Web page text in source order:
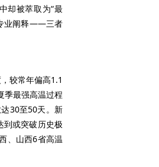
却被萃取为“最
业阐释——三者
较常年偏高1.1
季最强高温过程
30至50天。新
到或突破历史极
、山西6省高温